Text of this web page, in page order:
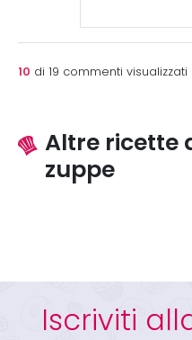
10 di 19 commenti visualizzati
Altre ricette
zuppe
Iscriviti